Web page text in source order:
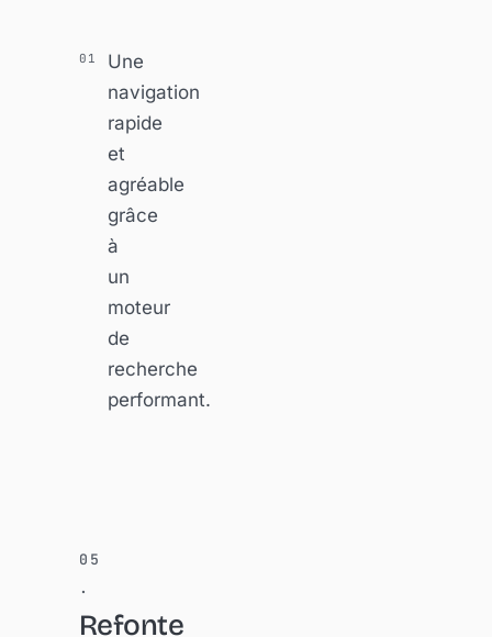
Une
navigation
rapide
et
agréable
grâce
à
un
moteur
de
recherche
performant.
Refonte